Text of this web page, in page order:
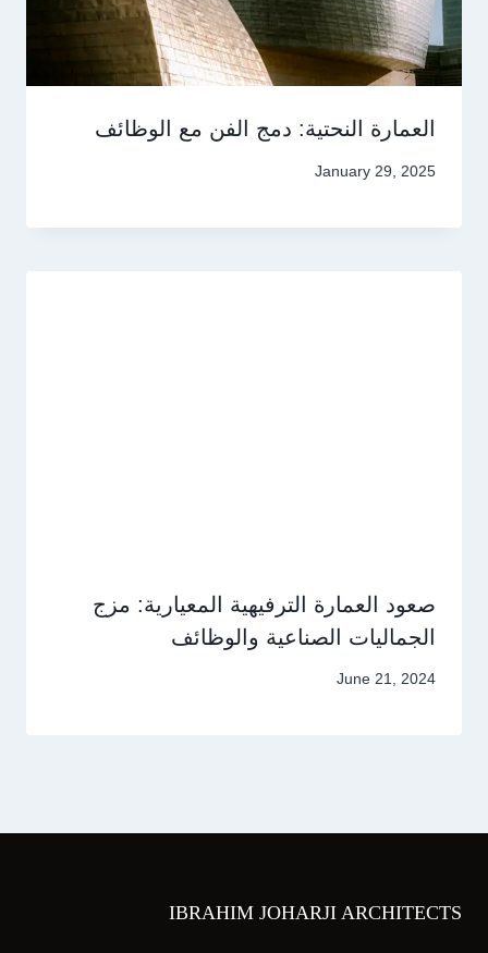
العمارة النحتية: دمج الفن مع الوظائف
January 29, 2025
صعود العمارة الترفيهية المعيارية: مزج
الجماليات الصناعية والوظائف
June 21, 2024
IBRAHIM JOHARJI ARCHITECTS